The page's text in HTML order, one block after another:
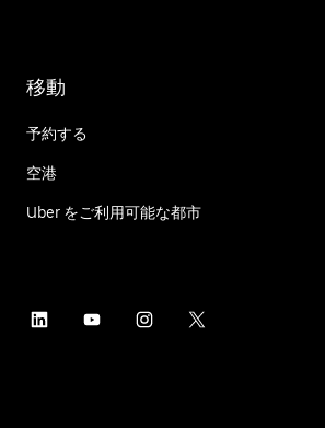
移動
予約する
空港
Uber をご利用可能な都市